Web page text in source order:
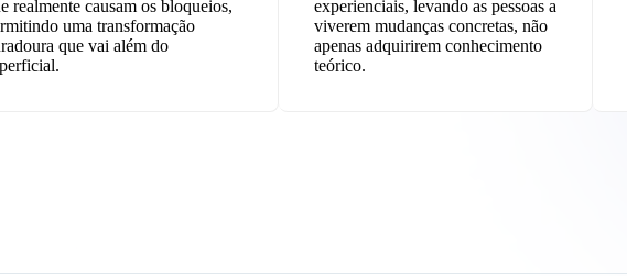
realmente causam os bloqueios,
uma transformação
que vai além do
experienciais, levando as pessoas a
viverem mudanças concretas, não
apenas adquirirem conhecimento
teórico.